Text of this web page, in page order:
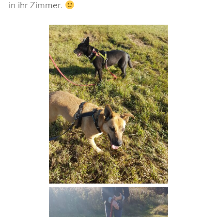
in ihr Zimmer.